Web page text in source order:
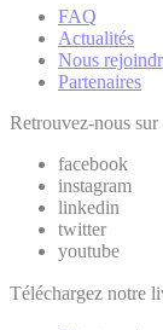
FAQ
Actualités
Nous
Partenaires
Retrouvez-nous sur
facebook
instagram
linkedin
twitter
youtube
Téléchargez notre